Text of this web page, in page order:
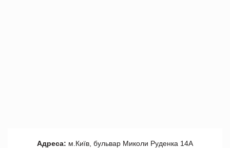
Адреса: м.Київ, бульвар Миколи Руденка 14А